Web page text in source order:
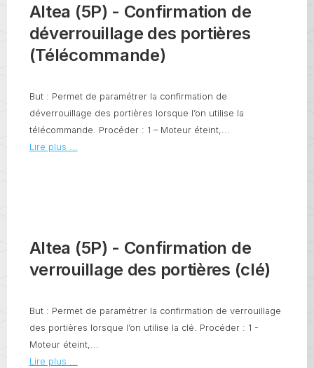
Altea (5P) - Confirmation de
déverrouillage des portières
(Télécommande)
But : Permet de paramétrer la confirmation de
déverrouillage des portières lorsque l’on utilise la
télécommande. Procéder : 1 – Moteur éteint,...
Lire plus ...
Altea (5P) - Confirmation de
verrouillage des portières (clé)
But : Permet de paramétrer la confirmation de verrouillage
des portières lorsque l’on utilise la clé. Procéder : 1 -
Moteur éteint,...
Lire plus ...